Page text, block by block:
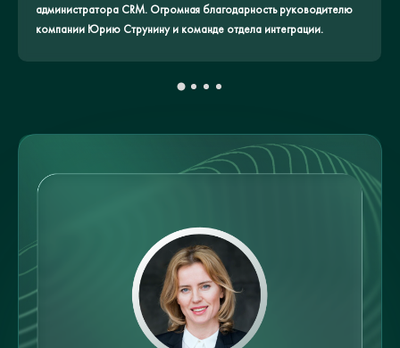
администратора CRM. Огромная благодарность руководителю
компании Юрию Струнину и команде отдела интеграции.